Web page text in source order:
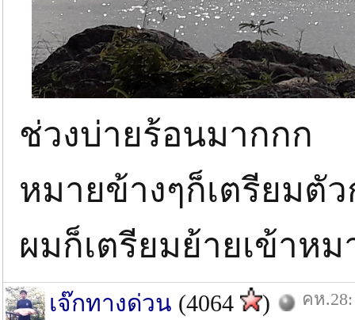
ช่วงบ่ายร้อนมากกก
หมายข้างๆก็เตรียมตั
ผมก็เตรียมย้ายเข้าห
เจ๊กทางด่วน (4064 ) คห.28: